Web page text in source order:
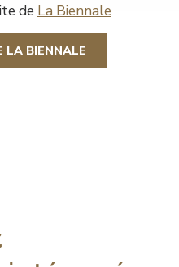
de La Biennale
LA BIENNALE